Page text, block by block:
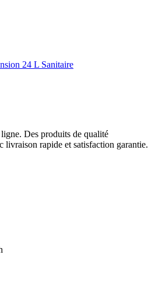
24 L Sanitaire
Des produits de qualité
livraison rapide et satisfaction garantie.